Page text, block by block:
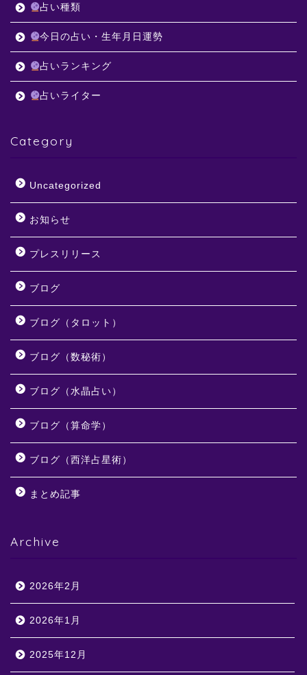
占い種類
今日の占い・生年月日運勢
占いランキング
占いライター
Category
Uncategorized
お知らせ
プレスリリース
ブログ
ブログ（タロット）
ブログ（数秘術）
ブログ（水晶占い）
ブログ（算命学）
ブログ（西洋占星術）
まとめ記事
Archive
2026年2月
2026年1月
2025年12月